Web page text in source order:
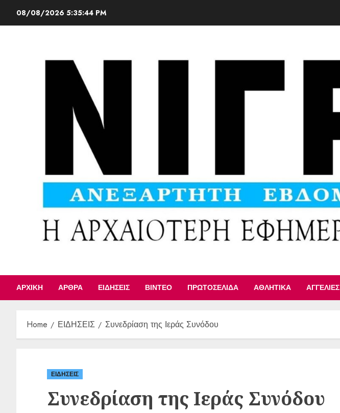
08/08/2026 5:35:45 PM
ΑΡΧΙΚΉ ΆΡΘΡΑ ΕΙΔΉΣΕΙΣ ΒΊΝΤΕΟ ΠΡΩΤΟΣΈΛΙΔΑ ΑΘΛΗΤΙΚΆ ΑΓΓΕΛΊΕΣ
Home ΕΙΔΗΣΕΙΣ Συνεδρίαση της Ιεράς Συνόδου
ΕΙΔΗΣΕΙΣ
Συνεδρίαση της Ιεράς Συνόδου